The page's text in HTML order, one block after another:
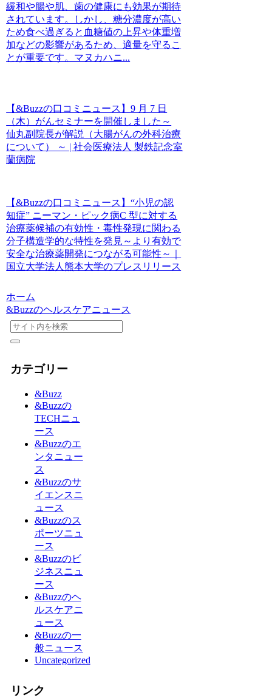
緩和や腸や肌、歯の健康にも効果が期待
されています。しかし、糖分濃度が高い
ため食べ過ぎると血糖値の上昇や体重増
加などの影響があるため、適量を守るこ
とが重要です。マヌカハニ...
【&Buzzの口コミニュース】9 月 7 日
（木）がんセミナーを開催しました～
仙丸副院長が解説（大腸がんの外科治療
について） ～ | 社会医療法人 製鉄記念室
蘭病院
【&Buzzの口コミニュース】“小児の認
知症” ニーマン・ピック病C 型に対する
治療薬候補の有効性・毒性発現に関わる
分子構造学的な特性を発見～より有効で
安全な治療薬開発につながる可能性～｜
国立大学法人熊本大学のプレスリリース
ホーム
&Buzzのヘルスケアニュース
カテゴリー
&Buzz
&Buzzの
TECHニュ
ース
&Buzzのエ
ンタニュー
ス
&Buzzのサ
イエンスニ
ュース
&Buzzのス
ポーツニュ
ース
&Buzzのビ
ジネスニュ
ース
&Buzzのヘ
ルスケアニ
ュース
&Buzzの一
般ニュース
Uncategorized
リンク